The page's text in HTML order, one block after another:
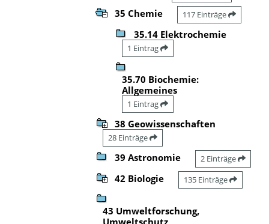
35 Chemie 117 Einträge
35.14 Elektrochemie
1 Eintrag
35.70 Biochemie:
Allgemeines
1 Eintrag
38 Geowissenschaften
28 Einträge
39 Astronomie 2 Einträge
42 Biologie 135 Einträge
43 Umweltforschung,
Umweltschutz